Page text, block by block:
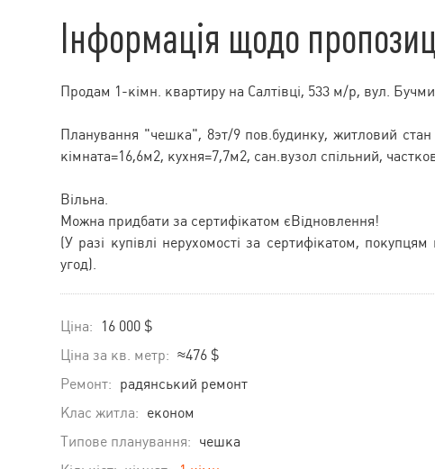
Інформація щодо
Продам 1-кімн. квартиру на Салтівці, 533 м/р, вул.
Планування "чешка", 8эт/9 пов.будинку, житловий
кімната=16,6м2, кухня=7,7м2, сан.вузол спільний,
Вільна.
Можна придбати за сертифікатом єВідновлення!
(У разі купівлі нерухомості за сертифікатом,
угод).
Ціна:
16 000 $
Ціна за кв. метр: ≈476 $
Ремонт: радянський ремонт
Клас житла: економ
Типове планування: чешка